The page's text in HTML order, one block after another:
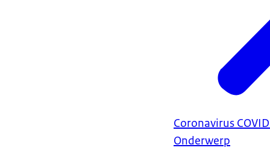
Coronavirus
Onderwerp